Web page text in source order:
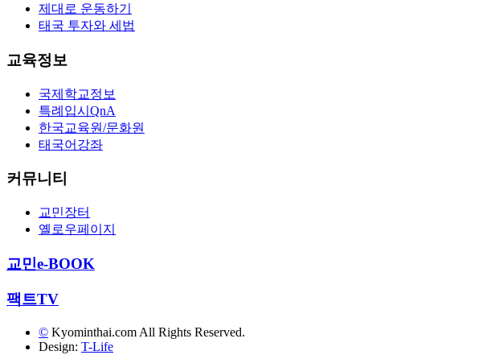
제대로 운동하기
태국 투자와 세법
교육정보
국제학교정보
특례입시QnA
한국교육원/문화원
태국어강좌
커뮤니티
교민장터
옐로우페이지
교민e-BOOK
팩트TV
© Kyominthai.com All Rights Reserved.
Design: T-Life